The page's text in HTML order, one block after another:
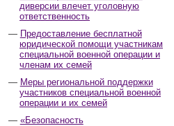
диверсии влечет уголовную
ответственность
Предоставление бесплатной
юридической помощи участникам
специальной военной операции и
членам их семей
Меры региональной поддержки
участников специальной военной
операции и их семей
«Безопасность